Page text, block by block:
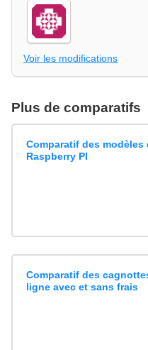
Voir les modifications
Plus de comparatifs
Comparatif des modèles
Raspberry PI
Comparatif des
ligne avec et sans frais